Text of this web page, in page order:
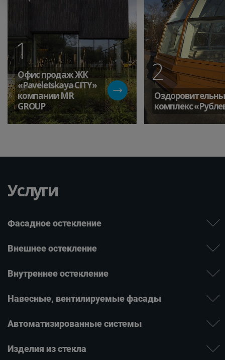
1
Офис продаж ЖК
«Paveletskaya СITY»
компании MR
GROUP
2
комплекс
Услуги
Фасадное остекление
Внешнее остекление
Внутреннее остекление
Навесные, вентилируе­мые фасады
Автомати­зиро­ванные системы
Изде­лия ­из стекла